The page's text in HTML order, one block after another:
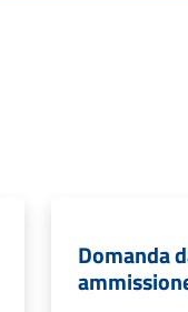
Domanda